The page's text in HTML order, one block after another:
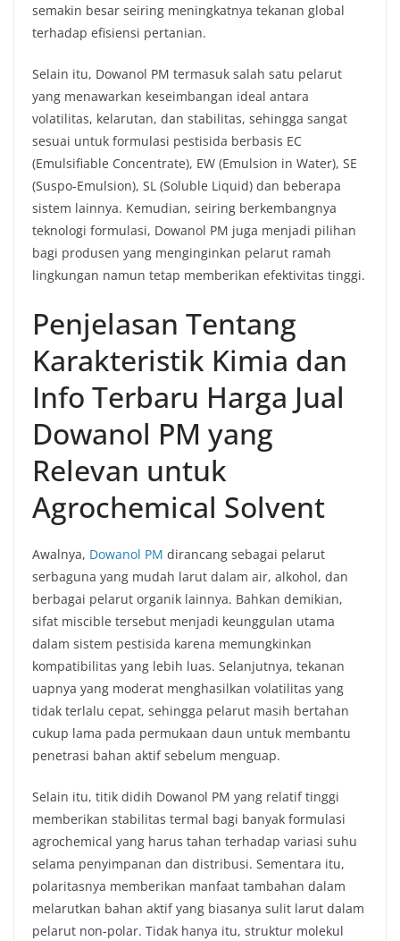
semakin besar seiring meningkatnya tekanan global
terhadap efisiensi pertanian.
Selain itu, Dowanol PM termasuk salah satu pelarut
yang menawarkan keseimbangan ideal antara
volatilitas, kelarutan, dan stabilitas, sehingga sangat
sesuai untuk formulasi pestisida berbasis EC
(Emulsifiable Concentrate), EW (Emulsion in Water), SE
(Suspo-Emulsion), SL (Soluble Liquid) dan beberapa
sistem lainnya. Kemudian, seiring berkembangnya
teknologi formulasi, Dowanol PM juga menjadi pilihan
bagi produsen yang menginginkan pelarut ramah
lingkungan namun tetap memberikan efektivitas tinggi.
Penjelasan Tentang
Karakteristik Kimia dan
Info Terbaru Harga Jual
Dowanol PM yang
Relevan untuk
Agrochemical Solvent
Awalnya, Dowanol PM dirancang sebagai pelarut
serbaguna yang mudah larut dalam air, alkohol, dan
berbagai pelarut organik lainnya. Bahkan demikian,
sifat miscible tersebut menjadi keunggulan utama
dalam sistem pestisida karena memungkinkan
kompatibilitas yang lebih luas. Selanjutnya, tekanan
uapnya yang moderat menghasilkan volatilitas yang
tidak terlalu cepat, sehingga pelarut masih bertahan
cukup lama pada permukaan daun untuk membantu
penetrasi bahan aktif sebelum menguap.
Selain itu, titik didih Dowanol PM yang relatif tinggi
memberikan stabilitas termal bagi banyak formulasi
agrochemical yang harus tahan terhadap variasi suhu
selama penyimpanan dan distribusi. Sementara itu,
polaritasnya memberikan manfaat tambahan dalam
melarutkan bahan aktif yang biasanya sulit larut dalam
pelarut non-polar. Tidak hanya itu, struktur molekul